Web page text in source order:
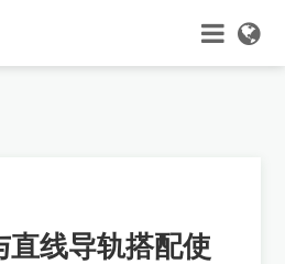
线导轨搭配使